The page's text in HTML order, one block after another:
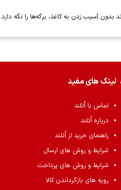
بدون آسیب زدن به کاغذ، برگه‌ها را نگه دارد.
لینک های مفید
تماس با اُتلند
درباره اُتلند
راهنمای خرید از اُتلند
شرایط و روش های ارسال
شرایط و روش های پرداخت
رویه های بازگرداندن کالا